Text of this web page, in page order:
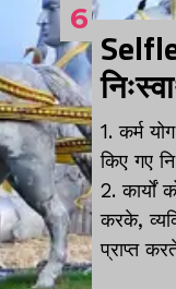
6
1. कर्म
किए गए
2. कार्यों
करके,
प्राप्त